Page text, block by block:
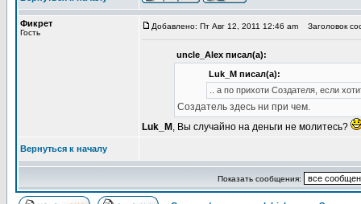
Фикрет
Гость
Добавлено: Пт Авг 12, 2011 12:46 am Заголовок
uncle_Alex писал(а):
Luk_M писал(а):
.. а по прихоти Создателя, если
Создатель здесь ни при чем.
Luk_M , Вы случайно на деньги не молитесь?
Вернуться к началу
Показать сообщения: